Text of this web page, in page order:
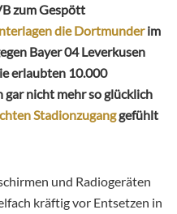
zum Gespött
die Dortmunderim
Bayer 04 Leverkusen
erlaubten 10.000
nicht mehr so glücklich
Stadionzuganggefühlt
und Radiogeräten
kräftig vor Entsetzen in